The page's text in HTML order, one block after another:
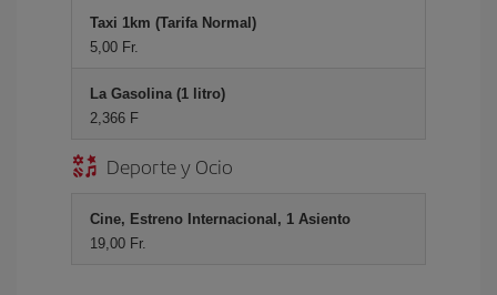
Taxi 1km (Tarifa Normal)
5,00 Fr.
La Gasolina (1 litro)
2,366 F
Deporte y Ocio
Cine, Estreno Internacional, 1 Asiento
19,00 Fr.